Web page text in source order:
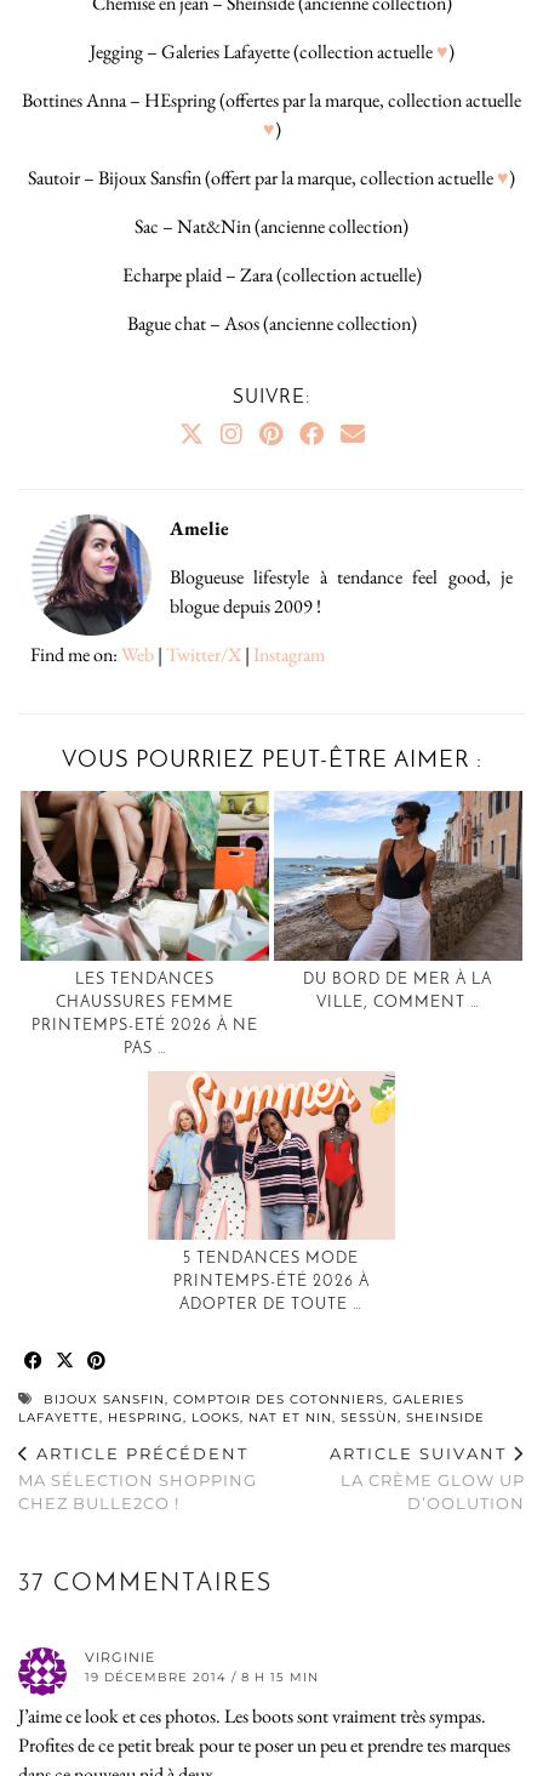
Jegging – Galeries Lafayette (collection actuelle♥)
Bottines Anna – HEspring (offertes par la marque, collection actuelle
♥)
Sautoir – Bijoux Sansfin (offert par la marque, collection actuelle♥)
Sac – Nat&Nin (ancienne collection)
Echarpe plaid – Zara (collection actuelle)
Bague chat – Asos (ancienne collection)
SUIVRE:
Amelie
Blogueuse lifestyle à tendance feel good, je
blogue depuis 2009 !
Find me on:Web|Twitter/X| Instagram
VOUS POURRIEZ PEUT-ÊTRE AIMER :
LES TENDANCES
CHAUSSURES FEMME
PRINTEMPS-ETÉ 2026 À NE
PAS …
DU BORD DE MER À LA
VILLE, COMMENT …
5 TENDANCES MODE
PRINTEMPS-ÉTÉ 2026 À
ADOPTER DE TOUTE …
BIJOUX SANSFIN, COMPTOIR DES COTONNIERS, GALERIES
LAFAYETTE, HESPRING, LOOKS, NAT ET NIN, SESSÙN, SHEINSIDE
ARTICLE PRÉCÉDENT
MA SÉLECTION SHOPPING
CHEZ BULLE2CO !
ARTICLE SUIVANT
LA CRÈME GLOW UP
D’OOLUTION
37 COMMENTAIRES
VIRGINIE
19 DÉCEMBRE 2014 / 8 H 15 MIN
J’aime ce look et ces photos. Les boots sont vraiment très sympas.
Profites de ce petit break pour te poser un peu et prendre tes marques